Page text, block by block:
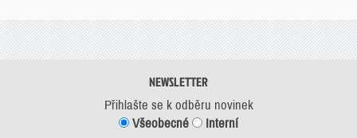
NEWSLETTER
Přihlašte se k odběru novinek
Všeobecné
Interní